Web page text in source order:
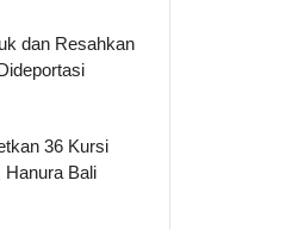
dan Resahkan
36 Kursi
Hanura Bali